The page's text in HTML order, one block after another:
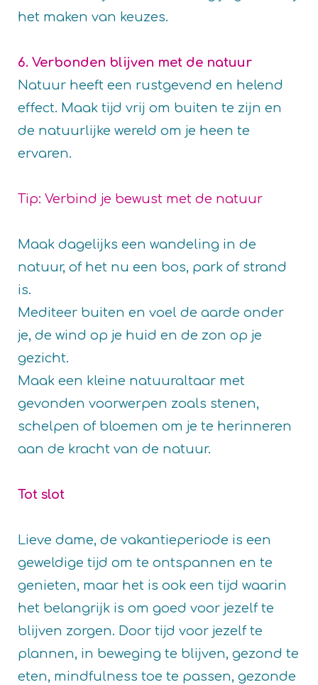
het maken van keuzes.
6. Verbonden blijven met de natuur
Natuur heeft een rustgevend en helend
effect. Maak tijd vrij om buiten te zijn en
de natuurlijke wereld om je heen te
ervaren.
Tip: Verbind je bewust met de natuur
Maak dagelijks een wandeling in de
natuur, of het nu een bos, park of strand
is.
Mediteer buiten en voel de aarde onder
je, de wind op je huid en de zon op je
gezicht.
Maak een kleine natuuraltaar met
gevonden voorwerpen zoals stenen,
schelpen of bloemen om je te herinneren
aan de kracht van de natuur.
Tot slot
Lieve dame, de vakantieperiode is een
geweldige tijd om te ontspannen en te
genieten, maar het is ook een tijd waarin
het belangrijk is om goed voor jezelf te
blijven zorgen. Door tijd voor jezelf te
plannen, in beweging te blijven, gezond te
eten, mindfulness toe te passen, gezonde